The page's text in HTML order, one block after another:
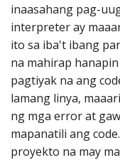
inaasahang pag-
interpreter ay
ito sa iba't ibang
na mahirap
pagtiyak na ang
lamang linya,
ng mga error at
mapanatili ang
proyekto na may